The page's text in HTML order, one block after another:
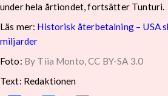
under hela årtiondet, fortsätter Tunturi.
Läs mer: Historisk återbetalning – USA
miljarder
Foto: By Tiia Monto, CC BY-SA 3.0
Text: Redaktionen